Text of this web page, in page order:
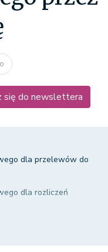
się do newslettera
dla przelewów do
dla rozliczeń